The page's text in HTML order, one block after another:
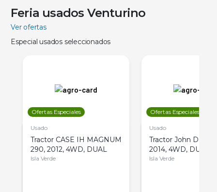
Feria usados Venturino
Ver ofertas
Especial usados seleccionados
Ofertas Especiales
Usado
Tractor CASE IH MAGNUM
290, 2012, 4WD, DUAL
Isla Verde
Ofertas Especiales
Usado
Tractor John Deere
2014, 4WD, DUAL
Isla Verde